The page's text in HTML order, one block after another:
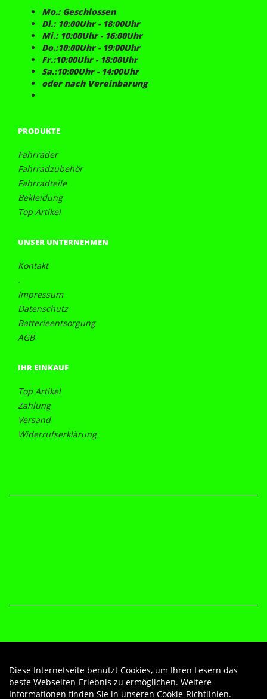
Mo.: Geschlossen
Di.: 10:00Uhr - 18:00Uhr
Mi.: 10:00Uhr - 16:00Uhr
Do.:10:00Uhr - 19:00Uhr
Fr.:10:00Uhr - 18:00Uhr
Sa.:10:00Uhr - 14:00Uhr
oder nach Vereinbarung
PRODUKTE
Fahrräder
Fahrradzubehör
Fahrradteile
Bekleidung
Top Artikel
UNSER UNTERNEHMEN
Kontakt
.
Impressum
Datenschutz
Batterieentsorgung
AGB
IHR EINKAUF
Top Artikel
Zahlung
Versand
Widerrufserklärung
Diese Internetseite benutzt Cookies, um Ihren Lesern das
beste Webseiten-Erlebnis zu ermöglichen. Weitere
Informationen finden Sie in unseren Cookie-Richtlinien.
Auftrag widerrufen